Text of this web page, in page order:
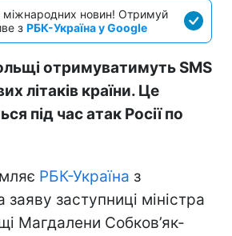
міжнародних новин! Отримуй
з РБК-Україна у Google
отримуватимуть SMS
літаків країни. Це
під час атак Росії по
РБК-Україна з
заступниці міністра
Магдалени Собков’як-